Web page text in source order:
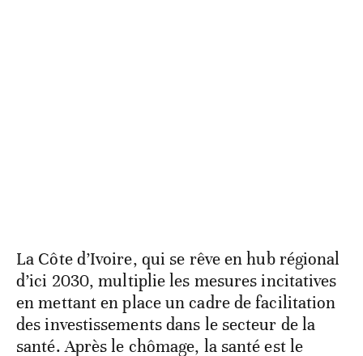
La Côte d’Ivoire, qui se rêve en hub régional
d’ici 2030, multiplie les mesures incitatives
en mettant en place un cadre de facilitation
des investissements dans le secteur de la
santé. Après le chômage, la santé est le